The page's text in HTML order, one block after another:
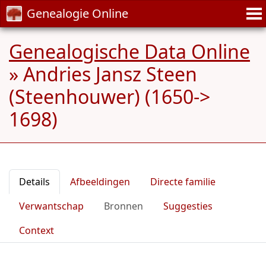
Genealogie Online
Genealogische Data Online
» Andries Jansz Steen
(Steenhouwer) (1650->
1698)
Details Afbeeldingen
Directe familie
Verwantschap
Bronnen
Suggesties
Context